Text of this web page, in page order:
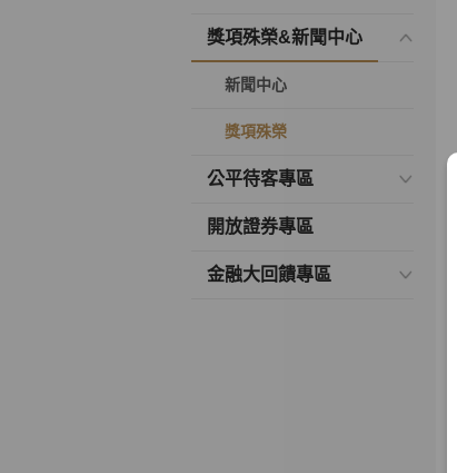
獎項殊榮&新聞中心
新聞中心
獎項殊榮
公平待客專區
開放證券專區
金融大回饋專區